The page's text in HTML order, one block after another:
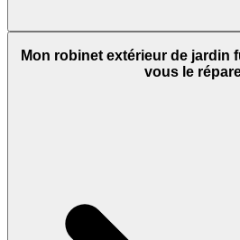
Mon robinet extérieur de jardin
vous le